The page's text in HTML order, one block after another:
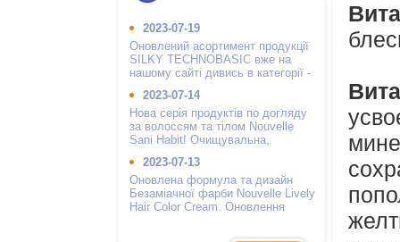
2023-07-19
Оновлений асортимент продукції
SILKY TECHNOBASIC вже на
нашому сайті дивись в категорії -
2023-07-14
Нова серія продуктів по догляду
за волоссям та тілом Nouvelle
Sani Habit! Очищувальна,
2023-07-13
Оновлена формула та дизайн
Безаміачної фарби Nouvelle Lively
Hair Color Cream. Оновлення